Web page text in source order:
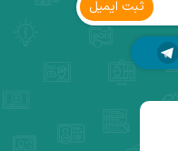
ثبت ‌ایمیل